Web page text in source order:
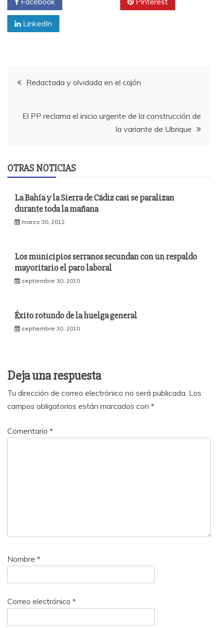
LinkedIn
Navegación
Redactada y olvidada en el cajón
El PP reclama el inicio urgente de la construcción de
la variante de Ubrique
OTRAS NOTICIAS
La Bahía y la Sierra de Cádiz casi se paralizan
durante toda la mañana
marzo 30, 2012
Los municipios serranos secundan con un respaldo
mayoritario el paro laboral
septiembre 30, 2010
Éxito rotundo de la huelga general
septiembre 30, 2010
Deja una respuesta
Tu dirección de correo electrónico no será publicada. Los
campos obligatorios están marcados con *
Comentario *
Nombre *
Correo electrónico *